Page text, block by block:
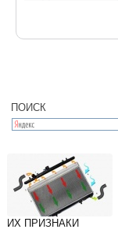
ПОИСК
ИХ ПРИЗНАКИ